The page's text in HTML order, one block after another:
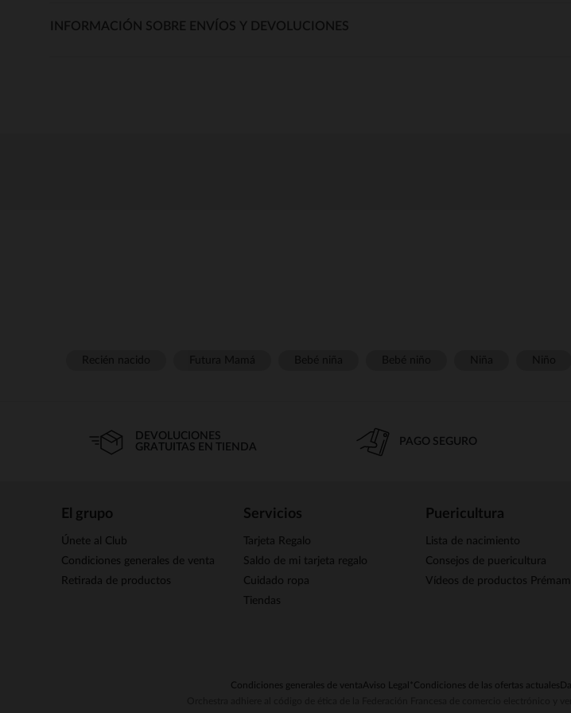
INFORMACIÓN SOBRE ENVÍOS Y DEVOLUCIONES
DEVOLUCIONES
GRATUITAS EN TIENDA
PAGO SEGURO
El grupo
Únete al Club
Condiciones generales de venta
Retirada de productos
Servicios
Tarjeta Regalo
Saldo de mi tarjeta regalo
Cuidado ropa
Tiendas
Puericultura
Lista de nacimiento
Consejos de puericultura
Vídeos de productos
Condiciones generales de ventaAviso Legal *Condiciones de las ofertas actuales